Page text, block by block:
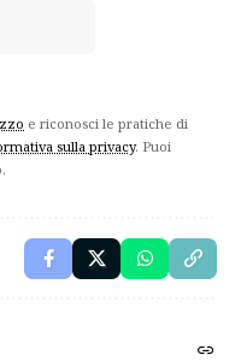
e riconosci le pratiche di
sulla privacy. Puoi